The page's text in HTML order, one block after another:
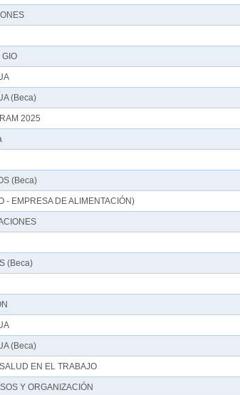
GIO
(Beca)
2025
(Beca)
- EMPRESA DE ALIMENTACIÓN)
(Beca)
(Beca)
EN EL TRABAJO
Y ORGANIZACIÓN